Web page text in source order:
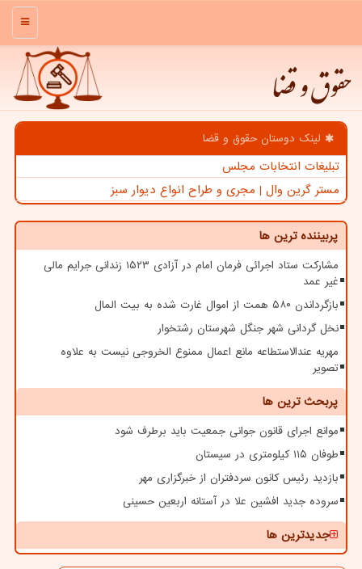
منو
حقوق و قضا
لینک دوستان حقوق و قضا
تبلیغات انتخابات مجلس
مستر گرین وال | مجری و طراح انواع دیوار سبز
پربیننده ترین ها
مشارکت ستاد اجرائی فرمان امام در آزادی ۱۵۲۳ زندانی جرایم مالی
غیر عمد
بازگرداندن ۵۸۰ همت از اموال غارت شده به بیت المال
نخل گردانی شهر جنگل شهرستان رشتخوار
مهریه عندالاستطاعه مانع اعمال ممنوع الخروجی نیست به علاوه
تصویر
پربحث ترین ها
موانع اجرای قانون جوانی جمعیت باید برطرف شود
طوفان ۱۱۵ کیلومتری در سیستان
بازدید رئیس کانون سردفتران از خبرگزاری مهر
سروده جدید افشین علا در آستانه اربعین حسینی
جدیدترین ها